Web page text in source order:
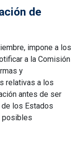
de
impone a los
a la Comisión
y
relativas a los
antes de ser
los Estados
posibles